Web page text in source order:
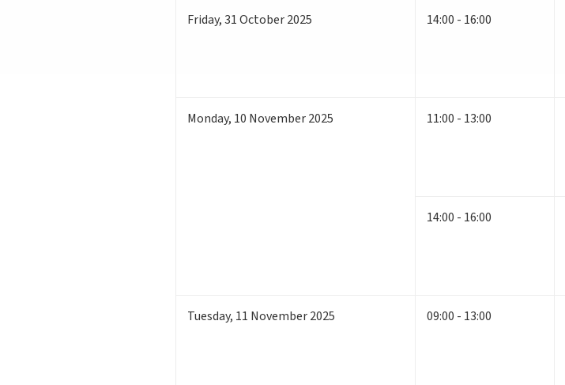
Friday,31October 2025 14:00 - 16:00
Monday, 10 November 2025 11:00 - 13:00
14:00 - 16:00
Tuesday, 11 November 2025 09:00 - 13:00